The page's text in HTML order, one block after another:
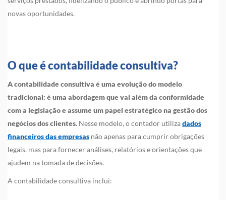
novas oportunidades.
O que é contabilidade consultiva?
A contabilidade consultiva é uma evolução do modelo
tradicional: é uma abordagem que vai além da conformidade
com a legislação e assume um papel estratégico na gestão dos
negócios dos clientes. Nesse modelo, o contador utilizadados
financeiros das empresas não apenas para cumprir obrigações
legais, mas para fornecer análises, relatórios e orientações que
ajudem na tomada de decisões.
A contabilidade consultiva inclui: